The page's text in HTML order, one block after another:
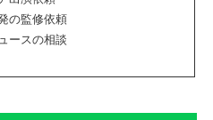
の監修依頼
ースの相談